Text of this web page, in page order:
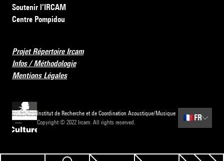
Soutenir l’IRCAM
Centre Pompidou
Projet Répertoire Ircam
Infos / Méthodologie
Mentions Légales
Institut de Recherche et de Coordination Acoustique/Musique
Copyright © 2022 Ircam. All rights reserved.
🇫🇷 FR